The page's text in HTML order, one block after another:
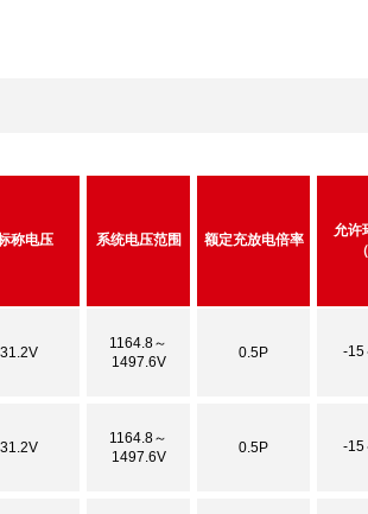
称电压 系统电压范围 额定充放电倍率
允许
1164.8～
1497.6V
0.5P -
1164.8～
1497.6V
0.5P -